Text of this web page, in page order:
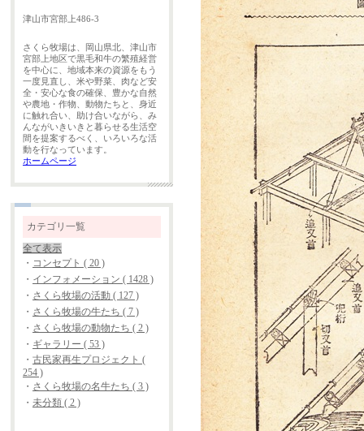
津山市宮部上486-3
さくら牧場は、岡山県北、津山市
宮部上地区で黒毛和牛の繁殖経営
を中心に、地域本来の資源をもう
一度見直し、米や野菜、肉など安
全・安心な食の確保、豊かな自然
や農地・作物、動物たちと、身近
に触れ合い、助け合いながら、み
んながいきいきと暮らせる生活空
間を提案するべく、いろいろな活
動を行なっています。
ホームページ
カテゴリ一覧
全て表示
・ コンセプト ( 20 )
・ インフォメーション ( 1428 )
・ さくら牧場の活動 ( 127 )
・ さくら牧場の牛たち ( 7 )
・ さくら牧場の動物たち ( 2 )
・ ギャラリー ( 53 )
・ 古民家再生プロジェクト (
254 )
・ さくら牧場の名牛たち ( 3 )
・ 未分類 ( 2 )